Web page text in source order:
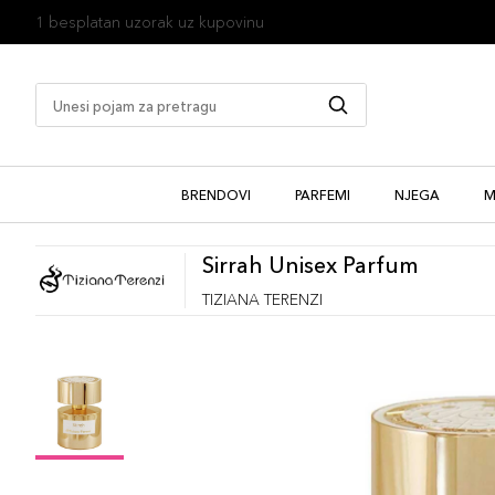
1 besplatan uzorak uz kupovinu
BRENDOVI PARFEMI NJEGA
Sirrah Unisex Parfum
TIZIANA TERENZI